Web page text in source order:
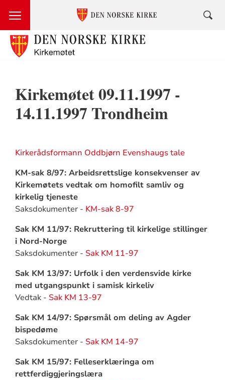
Kirkemøtet 09.11.1997 -
14.11.1997 Trondheim
Kirkerådsformann Oddbjørn Evenshaugs tale
KM-sak 8/97: Arbeidsrettslige konsekvenser av
Kirkemøtets vedtak om homofilt samliv og
kirkelig tjeneste
Saksdokumenter - KM-sak 8-97
Sak KM 11/97: Rekruttering til kirkelige stillinger
i Nord-Norge
Saksdokumenter - Sak KM 11-97
Sak KM 13/97: Urfolk i den verdensvide kirke
med utgangspunkt i samisk kirkeliv
Vedtak - Sak KM 13-97
Sak KM 14/97: Spørsmål om deling av Agder
bispedøme
Saksdokumenter - Sak KM 14-97
Sak KM 15/97: Felleserklæringa om
rettferdiggjeringslæra